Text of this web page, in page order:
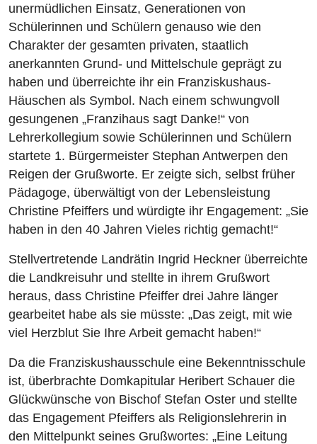
unermüdlichen Einsatz, Generationen von
Schülerinnen und Schülern genauso wie den
Charakter der gesamten privaten, staatlich
anerkannten Grund- und Mittelschule geprägt zu
haben und überreichte ihr ein Franziskushaus-
Häuschen als Symbol. Nach einem schwungvoll
gesungenen „Franzihaus sagt Danke!“ von
Lehrerkollegium sowie Schülerinnen und Schülern
startete 1. Bürgermeister Stephan Antwerpen den
Reigen der Grußworte. Er zeigte sich, selbst früher
Pädagoge, überwältigt von der Lebensleistung
Christine Pfeiffers und würdigte ihr Engagement: „Sie
haben in den 40 Jahren Vieles richtig gemacht!“
Stellvertretende Landrätin Ingrid Heckner überreichte
die Landkreisuhr und stellte in ihrem Grußwort
heraus, dass Christine Pfeiffer drei Jahre länger
gearbeitet habe als sie müsste: „Das zeigt, mit wie
viel Herzblut Sie Ihre Arbeit gemacht haben!“
Da die Franziskushausschule eine Bekenntnisschule
ist, überbrachte Domkapitular Heribert Schauer die
Glückwünsche von Bischof Stefan Oster und stellte
das Engagement Pfeiffers als Religionslehrerin in
den Mittelpunkt seines Grußwortes: „Eine Leitung